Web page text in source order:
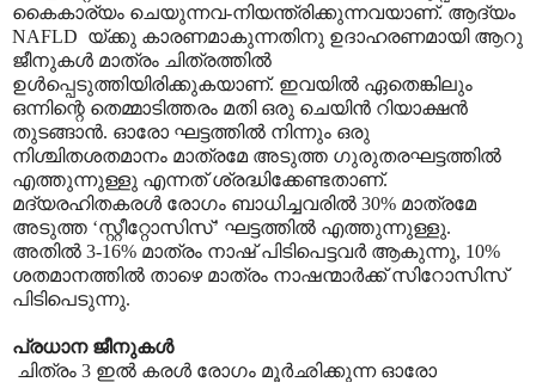
കൈകാര്യം ചെയുന്നവ-നിയന്ത്രിക്കുന്നവയാണ്. ആദ്യം
NAFLD യ്ക്കു കാരണമാകുന്നതിനു ഉദാഹരണമായി ആറു
ജീനുകൾ മാത്രം ചിത്രത്തിൽ
ഉൾപ്പെടുത്തിയിരിക്കുകയാണ്. ഇവയിൽ ഏതെങ്കിലും
ഒന്നിന്റെ തെമ്മാടിത്തരം മതി ഒരു ചെയിൻ റിയാക്ഷൻ
തുടങ്ങാൻ. ഓരോ ഘട്ടത്തിൽ നിന്നും ഒരു
നിശ്ചിതശതമാനം മാത്രമേ അടുത്ത ഗുരുതരഘട്ടത്തിൽ
എത്തുന്നുള്ളു എന്നത് ശ്രദ്ധിക്കേണ്ടതാണ്.
മദ്യരഹിതകരൾ രോഗം ബാധിച്ചവരിൽ 30% മാത്രമേ
അടുത്ത ‘സ്റ്റീറ്റോസിസ്’ ഘട്ടത്തിൽ എത്തുന്നുള്ളു.
അതിൽ 3-16% മാത്രം നാഷ് പിടിപെട്ടവർ ആകുന്നു, 10%
ശതമാനത്തിൽ താഴെ മാത്രം നാഷന്മാർക്ക് സിറോസിസ്
പിടിപെടുന്നു.
പ്രധാന ജീനുകൾ
ചിത്രം 3 ഇൽ കരൾ രോഗം മൂർഛിക്കുന്ന ഓരോ